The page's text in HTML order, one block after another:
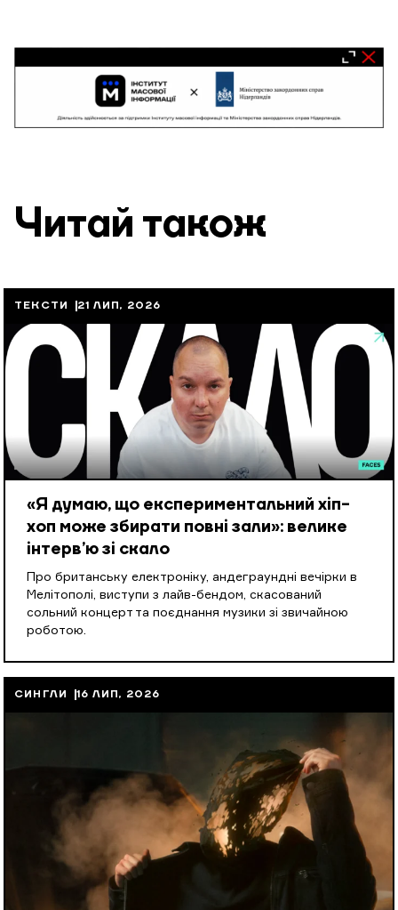
Читай також
ТЕКСТИ 21 ЛИП, 2026
«Я думаю, що експериментальний хіп-
хоп може збирати повні зали»: велике
інтерв’ю зі скало
Про британську електроніку, андеграундні вечірки в
Мелітополі, виступи з лайв-бендом, скасований
сольний концерт та поєднання музики зі звичайною
роботою.
СИНГЛИ 16 ЛИП, 2026